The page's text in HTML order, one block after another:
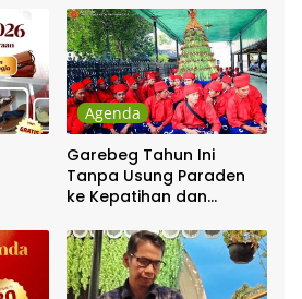
Agenda
Garebeg Tahun Ini
Tanpa Usung Paraden
ke Kepatihan dan